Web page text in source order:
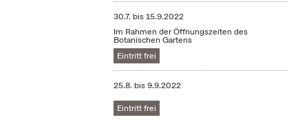
30.7. bis15.9.2022
Im Rahmen der Öffnungszeiten des
Botanischen Gartens
Eintritt frei
25.8. bis9.9.2022
Eintritt frei